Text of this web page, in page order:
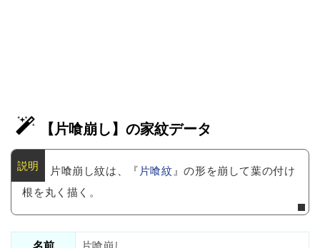
【片喰崩し】の家紋データ
片喰崩し紋は、『片喰紋』の形を崩して葉の付け
根を丸く描く。